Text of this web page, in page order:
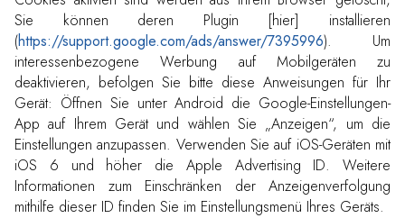
Sie können deren Plugin [hier] installieren
(https://support.google.com/ads/answer/7395996). Um
interessenbezogene Werbung auf Mobilgeräten zu
deaktivieren, befolgen Sie bitte diese Anweisungen für Ihr
Gerät: Öffnen Sie unter Android die Google-Einstellungen-
App auf Ihrem Gerät und wählen Sie „Anzeigen“, um die
Einstellungen anzupassen. Verwenden Sie auf iOS-Geräten mit
iOS 6 und höher die Apple Advertising ID. Weitere
Informationen zum Einschränken der Anzeigenverfolgung
mithilfe dieser ID finden Sie im Einstellungsmenü Ihres Geräts.